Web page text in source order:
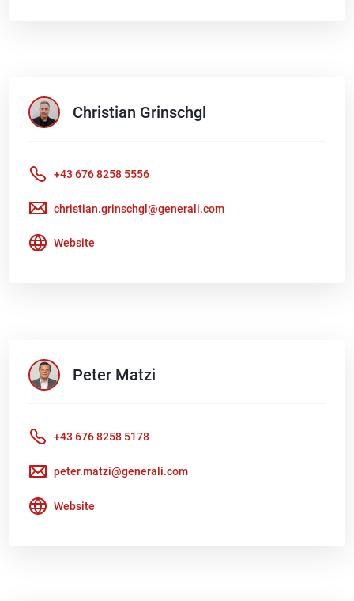
Christian Grinschgl
+43 676 8258 5556
christian.grinschgl@generali.com
Website
Peter Matzi
+43 676 8258 5178
peter.matzi@generali.com
Website